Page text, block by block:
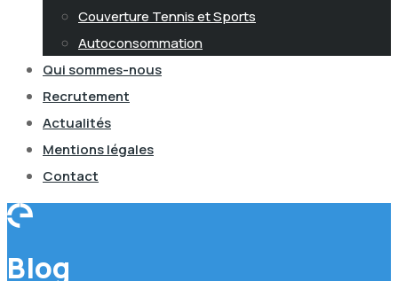
Couverture Tennis et Sports
Autoconsommation
Qui sommes-nous
Recrutement
Actualités
Mentions légales
Contact
Blog